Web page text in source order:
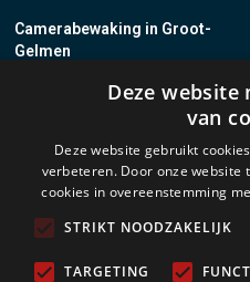
Camerabewaking in Groot-
Gelmen
Camerabewaking in Groot-
Camerabewaking in Grote-
Brogel
Camerabewaking in Grote-
Spouwen
Camerabewaking in Gruitrode
Deze website
van
Deze website gebruikt
verbeteren. Door onze website
cookies in overeenstemming
STRIKT NOODZAKELIJK
TARGETING